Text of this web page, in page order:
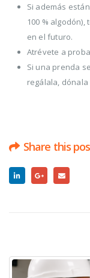
Si además
100 %
en el futuro.
Atrévete a
Si una prenda
regálala,
Share this